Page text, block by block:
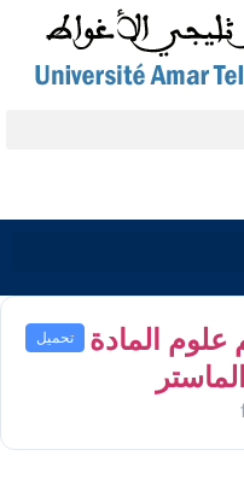
المادة
تحميل